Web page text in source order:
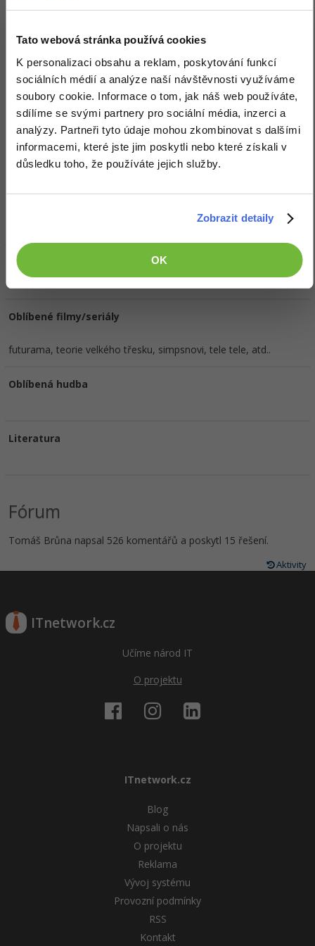
Tato webová stránka používá cookies
K personalizaci obsahu a reklam, poskytování funkcí
sociálních médií a analýze naší návštěvnosti využíváme
soubory cookie. Informace o tom, jak náš web používáte,
sdílíme se svými partnery pro sociální média, inzerci a
analýzy. Partneři tyto údaje mohou zkombinovat s dalšími
informacemi, které jste jim poskytli nebo které získali v
důsledku toho, že používáte jejich služby.
Zobrazit detaily
OK
Zobrazit vše (1)
Ocenění
Doplňující informace
Česká republika. Vyhledat kolegy
Oblíbené IDE, Editor
HW sestava
Oblíbené filmy/seriály
futurama, teorie velkého třesku, simpsnovi, tele tele, atd..
Oblíbená hudba
Literatura
Fórum
Tomáš Brůna napsal 526 komentářů a poskytl 15 řešení.
Aktivity
ITnetwork.cz
Učíme národ IT
O projektu
ITnetwork.cz
Blog
Napsali o nás
O projektu
Reklama
Vývoj systému
Provozní podmínky
RSS
Kontakt